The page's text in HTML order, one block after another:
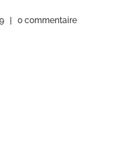
0 commentaire